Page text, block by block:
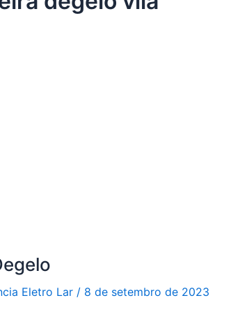
Eletro Lar / 8 de setembro de 2023